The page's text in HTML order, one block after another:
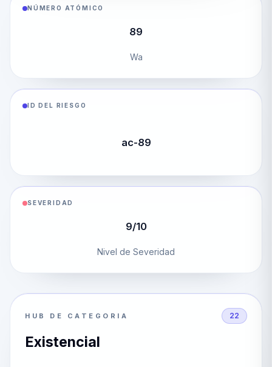
NÚMERO ATÓMICO
89
Wa
ID DEL RIESGO
ac-89
SEVERIDAD
9/10
Nivel de Severidad
HUB DE CATEGORIA 22
Existencial